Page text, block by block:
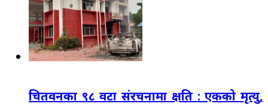
चितवनका ९८ वटा संरचनामा क्षति : एकको मृत्यु,